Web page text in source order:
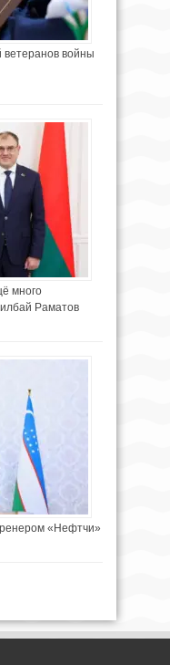
ветеранов войны
много
Раматов
«Нефтчи»